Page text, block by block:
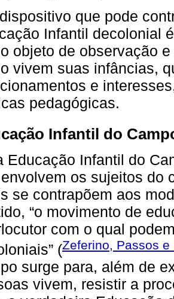
que pode
Infantil decolonial
objeto de observação
vivem suas infâncias,
e
pedagógicas.
Infantil do
Educação Infantil do
os sujeitos do
se contrapõem aos
“o movimento de
com o qual
(Zeferino, Passos e
surge para, além de
vivem, resistir a